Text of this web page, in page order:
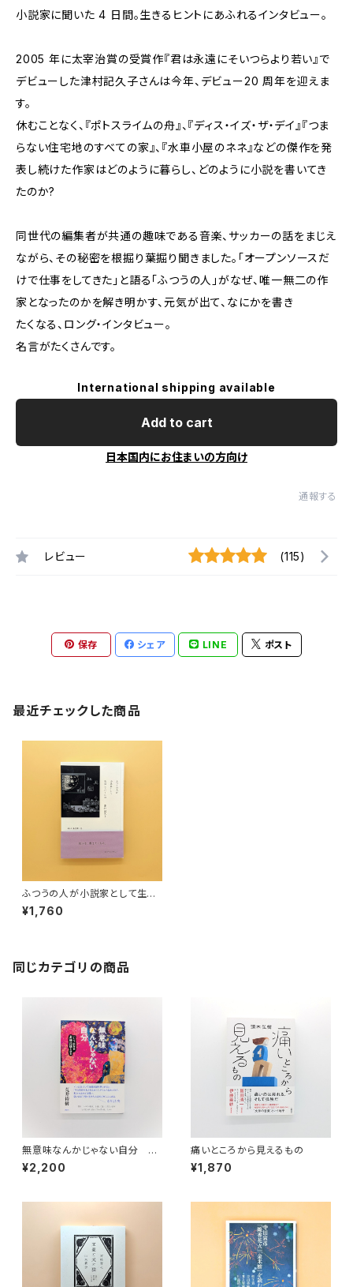
小説家に聞いた 4 日間。生きるヒントにあふれるインタビュー。
2005 年に太宰治賞の受賞作『君は永遠にそいつらより若い』で
デビューした津村記久子さんは今年、デビュー20 周年を迎えま
す。
休むことなく、『ポトスライムの舟』、『ディス・イズ・ザ・デイ』『つま
らない住宅地のすべての家』、『水車小屋のネネ』などの傑作を発
表し続けた作家はどのように暮らし、どのように小説を書いてき
たのか?
同世代の編集者が共通の趣味である音楽、サッカーの話をまじえ
ながら、その秘密を根掘り葉掘り聞きました。「オープンソースだ
けで仕事をしてきた」と語る「ふつうの人」がなぜ、唯一無二の作
家となったのかを解き明かす、元気が出て、なにかを書き
たくなる、ロング・インタビュー。
名言がたくさんです。
International shipping available
Add to cart
日本国内にお住まいの方向け
通報する
レビュー (115)
保存 シェア LINE ポスト
最近チェックした商品
ふつうの人が小説家として生活
していくには
¥1,760
同じカテゴリの商品
無意味なんかじゃない自分 ハ
ンセン病作家・北條民雄を読む
¥2,200
痛いところから見えるもの
¥1,870